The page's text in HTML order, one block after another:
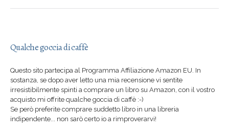
Qualche goccia di caffè
Questo sito partecipa al Programma Affiliazione Amazon EU. In
sostanza, se dopo aver letto una mia recensione vi sentite
irresistibilmente spinti a comprare un libro su Amazon, con il vostro
acquisto mi offrite qualche goccia di caffè :-)
Se però preferite comprare suddetto libro in una libreria
indipendente... non sarò certo io a rimproverarvi!